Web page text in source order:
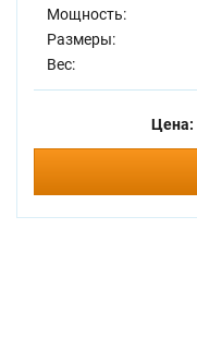
Мощность:
Размеры:
Вес:
Цена: